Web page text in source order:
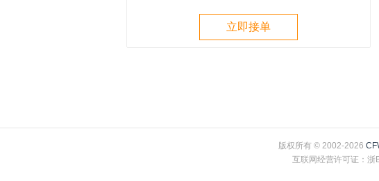
立即接单
版权所有 © 2002-2026
互联网经营许可证：